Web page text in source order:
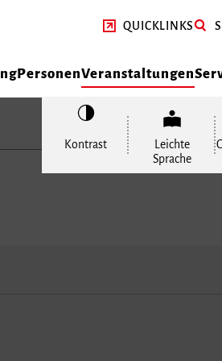
QUICKLINKS
PersonenVeranstaltungen
Kontrast
Leichte
Sprache